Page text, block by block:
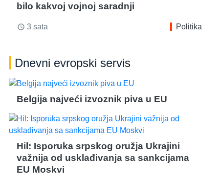
bilo kakvoj vojnoj saradnji
access_time 3 sata Politika
Dnevni evropski servis
Belgija najveći izvoznik piva u EU
Hil: Isporuka srpskog oružja Ukrajini
važnija od usklađivanja sa sankcijama
EU Moskvi